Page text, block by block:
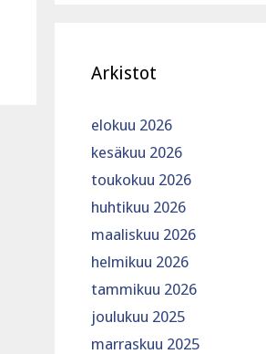
Arkistot
elokuu 2026
kesäkuu 2026
toukokuu 2026
huhtikuu 2026
maaliskuu 2026
helmikuu 2026
tammikuu 2026
joulukuu 2025
marraskuu 2025